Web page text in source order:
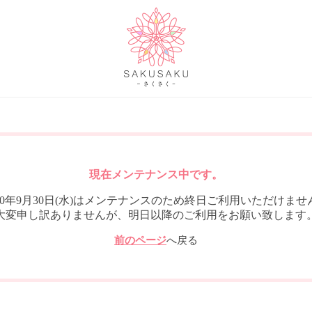
現在メンテナンス中です。
年9月30日(水)はメンテナンスのため終日ご利用いただけませ
変申し訳ありませんが、明日以降のご利用をお願い致します
前のページへ戻る